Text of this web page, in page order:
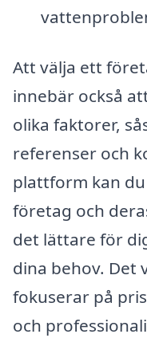
Att välja ett
innebär också
olika faktorer,
referenser och
plattform kan
företag och
det lättare för
dina behov. Det
fokuserar på
och